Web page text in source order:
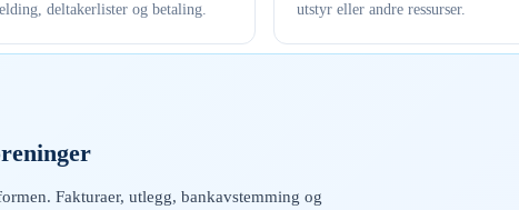
deltakerlister og betaling.
utstyr eller andre ressurser.
Fakturaer, utlegg, bankavstemming og